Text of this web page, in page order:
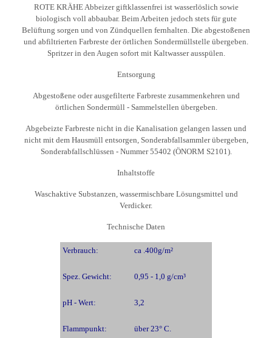
ROTE KRÄHE Abbeizer giftklassenfrei ist wasserlöslich sowie
biologisch voll abbaubar. Beim Arbeiten jedoch stets für gute
Belüftung sorgen und von Zündquellen fernhalten. Die abgestoßenen
und abfiltrierten Farbreste der örtlichen Sondermüllstelle übergeben.
Spritzer in den Augen sofort mit Kaltwasser ausspülen.
Entsorgung
Abgestoßene oder ausgefilterte Farbreste zusammenkehren und
örtlichen Sondermüll - Sammelstellen übergeben.
Abgebeizte Farbreste nicht in die Kanalisation gelangen lassen und
nicht mit dem Hausmüll entsorgen, Sonderabfallsammler übergeben,
Sonderabfallschlüssen - Nummer 55402 (ÖNORM S2101).
Inhaltstoffe
Waschaktive Substanzen, wassermischbare Lösungsmittel und
Verdicker.
Technische Daten
Verbrauch: ca .400g/m²
Spez. Gewicht: 0,95 - 1,0 g/cm³
pH - Wert: 3,2
Flammpunkt: über 23° C.